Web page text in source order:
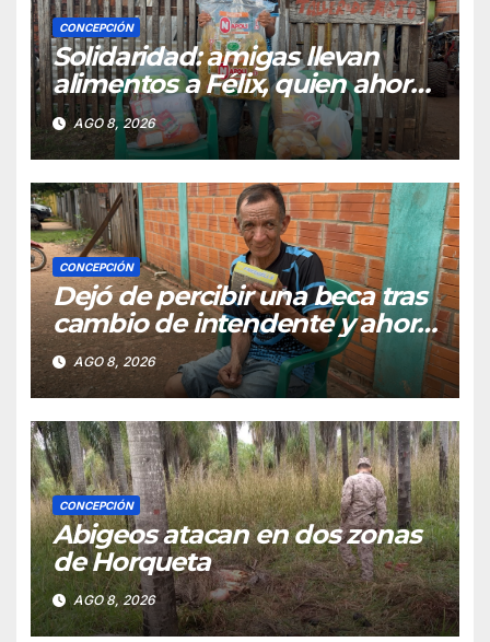
CONCEPCIÓN
Solidaridad: amigas llevan
alimentos a Félix, quien ahora
vende caramelos para
subsistir
AGO 8, 2026
CONCEPCIÓN
Dejó de percibir una beca tras
cambio de intendente y ahora
vende caramelos para
subsistir
AGO 8, 2026
CONCEPCIÓN
Abigeos atacan en dos zonas
de Horqueta
AGO 8, 2026